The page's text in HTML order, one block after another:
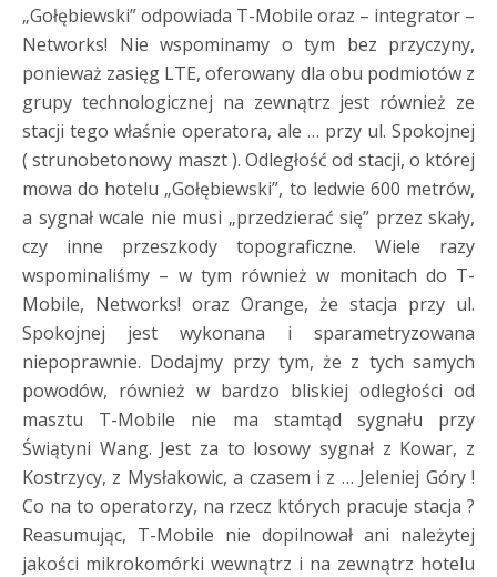
„Gołębiewski” odpowiada T-Mobile oraz – integrator –
Networks! Nie wspominamy o tym bez przyczyny,
ponieważ zasięg LTE, oferowany dla obu podmiotów z
grupy technologicznej na zewnątrz jest również ze
stacji tego właśnie operatora, ale … przy ul. Spokojnej
( strunobetonowy maszt ). Odległość od stacji, o której
mowa do hotelu „Gołębiewski”, to ledwie 600 metrów,
a sygnał wcale nie musi „przedzierać się” przez skały,
czy inne przeszkody topograficzne. Wiele razy
wspominaliśmy – w tym również w monitach do T-
Mobile, Networks! oraz Orange, że stacja przy ul.
Spokojnej jest wykonana i sparametryzowana
niepoprawnie. Dodajmy przy tym, że z tych samych
powodów, również w bardzo bliskiej odległości od
masztu T-Mobile nie ma stamtąd sygnału przy
Świątyni Wang. Jest za to losowy sygnał z Kowar, z
Kostrzycy, z Mysłakowic, a czasem i z … Jeleniej Góry !
Co na to operatorzy, na rzecz których pracuje stacja ?
Reasumując, T-Mobile nie dopilnował ani należytej
jakości mikrokomórki wewnątrz i na zewnątrz hotelu